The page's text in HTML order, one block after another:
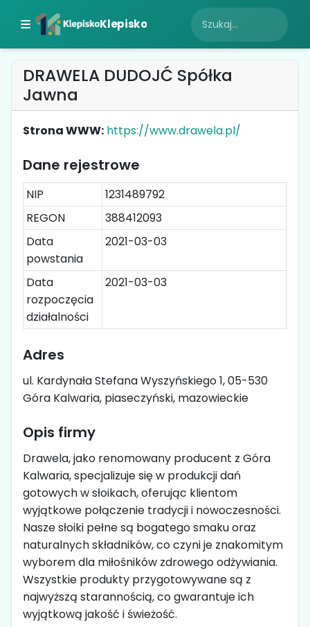
Klepisko
DRAWELA DUDOJĆ Spółka
Jawna
Strona WWW: https://www.drawela.pl/
Dane rejestrowe
NIP
1231489792
REGON
388412093
Data
powstania
2021-03-03
Data
rozpoczęcia
działalności
2021-03-03
Adres
ul. Kardynała Stefana Wyszyńskiego 1, 05-530
Góra Kalwaria, piaseczyński, mazowieckie
Opis firmy
Drawela, jako renomowany producent z Góra
Kalwaria, specjalizuje się w produkcji dań
gotowych w słoikach, oferując klientom
wyjątkowe połączenie tradycji i nowoczesności.
Nasze słoiki pełne są bogatego smaku oraz
naturalnych składników, co czyni je znakomitym
wyborem dla miłośników zdrowego odżywiania.
Wszystkie produkty przygotowywane są z
najwyższą starannością, co gwarantuje ich
wyjątkową jakość i świeżość.